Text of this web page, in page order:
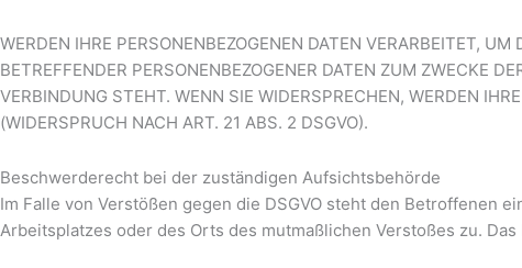
WERDEN IHRE PERSONENBEZOGENEN DATEN VERARBEITET,
BETREFFENDER PERSONENBEZOGENER DATEN ZUM ZWECKE
VERBINDUNG STEHT. WENN SIE WIDERSPRECHEN, WERDEN
(WIDERSPRUCH NACH ART. 21 ABS. 2 DSGVO).
Beschwerde­recht bei der zuständigen Aufsichts­behörde
Im Falle von Verstößen gegen die DSGVO steht den Betroffenen
Arbeitsplatzes oder des Orts des mutmaßlichen Verstoßes zu.